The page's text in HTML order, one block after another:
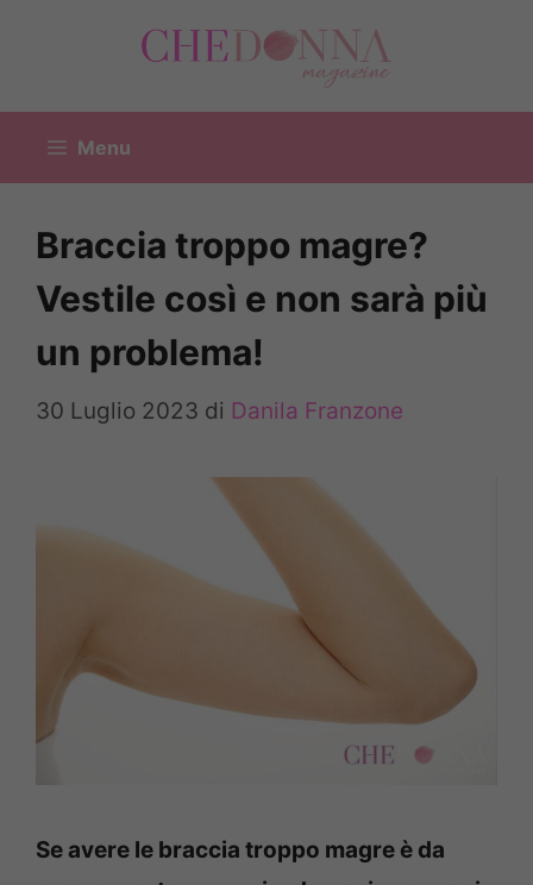
Menu
Braccia troppo magre?
Vestile così e non sarà più
un problema!
30 Luglio 2023 di Danila Franzone
Se avere le braccia troppo magre è da